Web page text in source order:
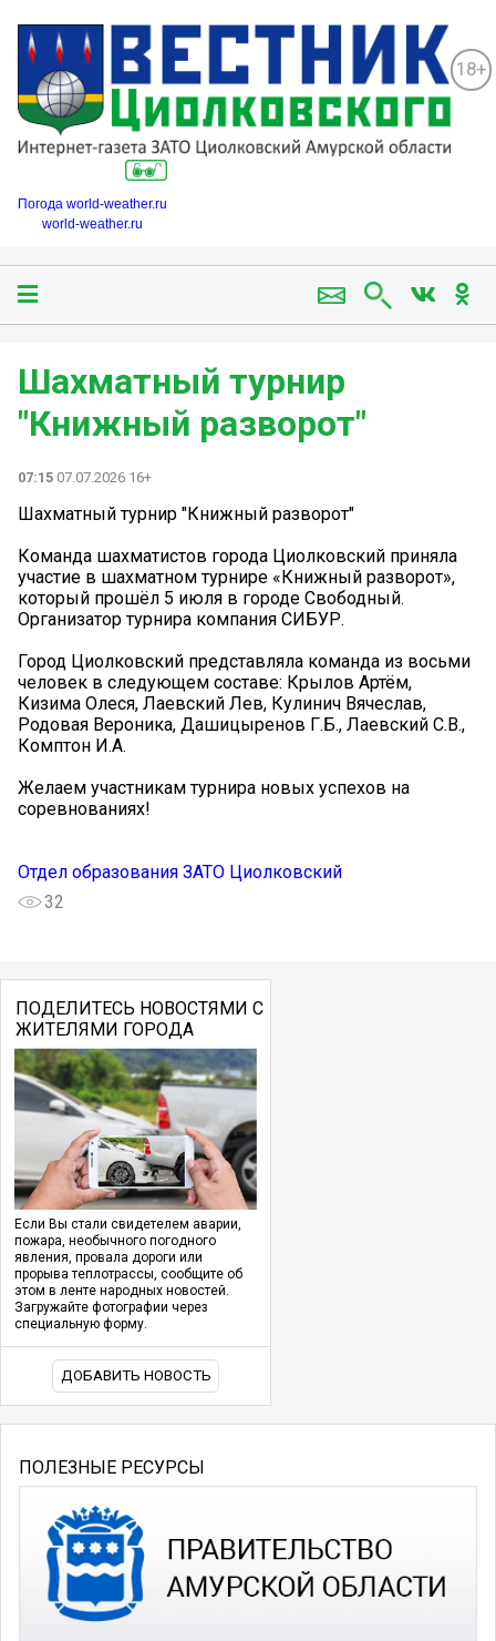
18+
Погода world-weather.ru
world-weather.ru
Шахматный турнир
"Книжный разворот"
07:15 07.07.2026 16+
Шахматный турнир "Книжный разворот"
Команда шахматистов города Циолковский приняла
участие в шахматном турнире «Книжный разворот»,
который прошёл 5 июля в городе Свободный.
Организатор турнира компания СИБУР.
Город Циолковский представляла команда из восьми
человек в следующем составе: Крылов Артём,
Кизима Олеся, Лаевский Лев, Кулинич Вячеслав,
Родовая Вероника, Дашицыренов Г.Б., Лаевский С.В.,
Комптон И.А.
Желаем участникам турнира новых успехов на
соревнованиях!
Отдел образования ЗАТО Циолковский
32
ПОДЕЛИТЕСЬ НОВОСТЯМИ С
ЖИТЕЛЯМИ ГОРОДА
Если Вы стали свидетелем аварии,
пожара, необычного погодного
явления, провала дороги или
прорыва теплотрассы, сообщите об
этом в ленте народных новостей.
Загружайте фотографии через
специальную форму.
ДОБАВИТЬ НОВОСТЬ
ПОЛЕЗНЫЕ РЕСУРСЫ